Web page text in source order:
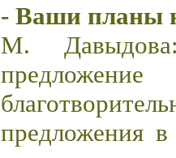
- Ваши планы
М.
предложения